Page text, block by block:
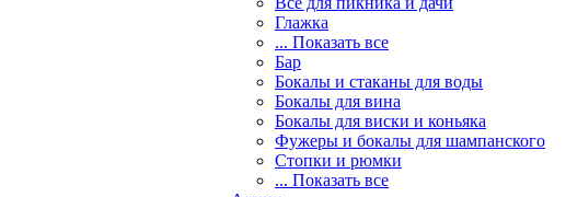
Глажка
... Показать все
Бар
Бокалы и стаканы для воды
Бокалы для вина
Бокалы для виски и коньяка
Фужеры и бокалы для шампанского
Стопки и рюмки
... Показать все